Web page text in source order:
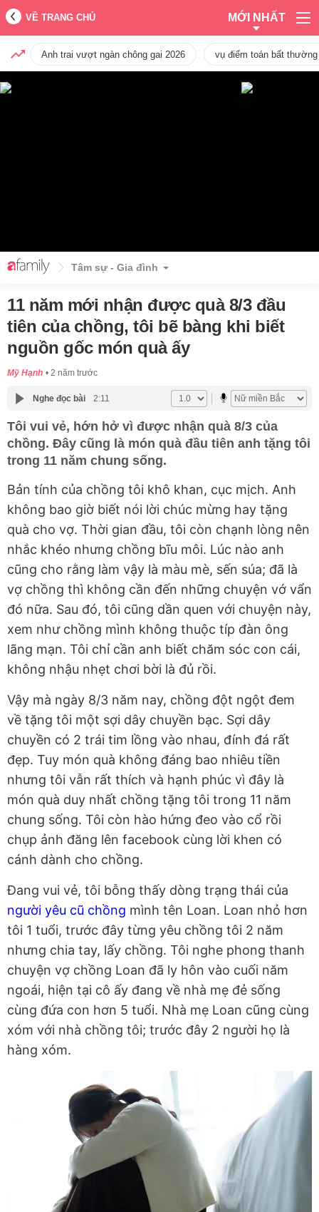
VỀ TRANG CHỦ MỚI NHẤT
Anh trai vượt ngàn chông gai 2026 vụ điểm toán bất
Tâm sự - Gia đình
11 năm mới nhận được quà 8/3 đầu
tiên của chồng, tôi bẽ bàng khi biết
nguồn gốc món quà ấy
Mỹ Hạnh 2 năm trước
Nghe đọc bài 2:11
Tôi vui vẻ, hớn hở vì được nhận quà 8/3 của
chồng. Đây cũng là món quà đầu tiên anh tặng tôi
trong 11 năm chung sống.
Bản tính của chồng tôi khô khan, cục mịch. Anh
không bao giờ biết nói lời chúc mừng hay tặng
quà cho vợ. Thời gian đầu, tôi còn chạnh lòng nên
nhắc khéo nhưng chồng bĩu môi. Lúc nào anh
cũng cho rằng làm vậy là màu mè, sến súa; đã là
vợ chồng thì không cần đến những chuyện vớ vẩn
đó nữa. Sau đó, tôi cũng dần quen với chuyện này,
xem như chồng mình không thuộc típ đàn ông
lãng mạn. Tôi chỉ cần anh biết chăm sóc con cái,
không nhậu nhẹt chơi bời là đủ rồi.
Vậy mà ngày 8/3 năm nay, chồng đột ngột đem
về tặng tôi một sợi dây chuyền bạc. Sợi dây
chuyền có 2 trái tim lồng vào nhau, đính đá rất
đẹp. Tuy món quà không đáng bao nhiêu tiền
nhưng tôi vẫn rất thích và hạnh phúc vì đây là
món quà duy nhất chồng tặng tôi trong 11 năm
chung sống. Tôi còn hào hứng đeo vào cổ rồi
chụp ảnh đăng lên facebook cùng lời khen có
cánh dành cho chồng.
Đang vui vẻ, tôi bỗng thấy dòng trạng thái của
người yêu cũ chồng mình tên Loan. Loan nhỏ hơn
tôi 1 tuổi, trước đây từng yêu chồng tôi 2 năm
nhưng chia tay, lấy chồng. Tôi nghe phong thanh
chuyện vợ chồng Loan đã ly hôn vào cuối năm
ngoái, hiện tại cô ấy đang về nhà mẹ đẻ sống
cùng đứa con hơn 5 tuổi. Nhà mẹ Loan cũng cùng
xóm với nhà chồng tôi; trước đây 2 người họ là
hàng xóm.